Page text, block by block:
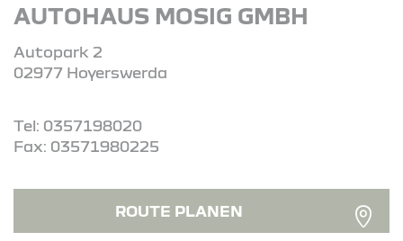
AUTOHAUS MOSIG GMBH
Autopark 2
02977 Hoyerswerda
Tel: 0357198020
Fax: 03571980225
ROUTE PLANEN